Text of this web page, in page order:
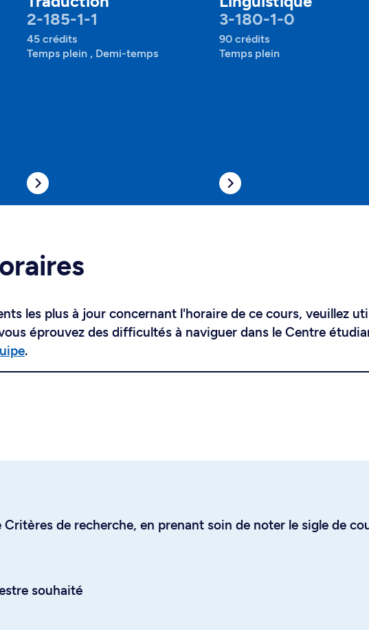
2-185-1-1
45 crédits
Temps plein , Demi-temps
3-180-1-0
90 crédits
Temps plein
les plus à jour concernant l'horaire de ce cours, veuillez
éprouvez des difficultés à naviguer dans le Centre
.
Critères de recherche, en prenant soin de noter le sigle de
souhaité